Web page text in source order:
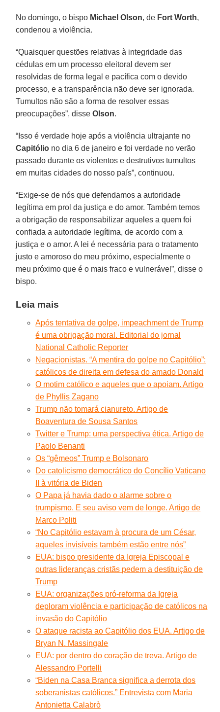
No domingo, o bispo Michael Olson, de Fort Worth,
condenou a violência.
“Quaisquer questões relativas à integridade das
cédulas em um processo eleitoral devem ser
resolvidas de forma legal e pacífica com o devido
processo, e a transparência não deve ser ignorada.
Tumultos não são a forma de resolver essas
preocupações”, disseOlson.
“Isso é verdade hoje após a violência ultrajante no
Capitólio no dia 6 de janeiro e foi verdade no verão
passado durante os violentos e destrutivos tumultos
em muitas cidades do nosso país”, continuou.
“Exige-se de nós que defendamos a autoridade
legítima em prol da justiça e do amor. Também temos
a obrigação de responsabilizar aqueles a quem foi
confiada a autoridade legítima, de acordo com a
justiça e o amor. A lei é necessária para o tratamento
justo e amoroso do meu próximo, especialmente o
meu próximo que é o mais fraco e vulnerável”, disse o
bispo.
Leia mais
Após tentativa de golpe, impeachment de Trump
é uma obrigação moral. Editorial do jornal
National Catholic Reporter
Negacionistas. “A mentira do golpe no Capitólio”:
católicos de direita em defesa do amado Donald
O motim católico e aqueles que o apoiam. Artigo
de Phyllis Zagano
Trump não tomará cianureto. Artigo de
Boaventura de Sousa Santos
Twitter e Trump: uma perspectiva ética. Artigo de
Paolo Benanti
Os “gêmeos” Trump e Bolsonaro
Do catolicismo democrático do Concílio Vaticano
II à vitória de Biden
O Papa já havia dado o alarme sobre o
trumpismo. E seu aviso vem de longe. Artigo de
Marco Politi
“No Capitólio estavam à procura de um César,
aqueles invisíveis também estão entre nós”
EUA: bispo presidente da Igreja Episcopal e
outras lideranças cristãs pedem a destituição de
Trump
EUA: organizações pró-reforma da Igreja
deploram violência e participação de católicos na
invasão do Capitólio
O ataque racista ao Capitólio dos EUA. Artigo de
Bryan N. Massingale
EUA: por dentro do coração de treva. Artigo de
Alessandro Portelli
“Biden na Casa Branca significa a derrota dos
soberanistas católicos.” Entrevista com Maria
Antonietta Calabrò